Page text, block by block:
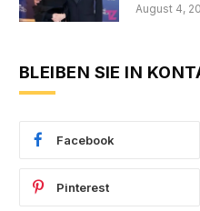
August 4,
BLEIBEN SIE IN
Facebook
Pinterest